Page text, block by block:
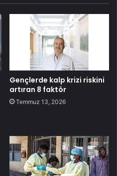
Gençlerde kalp krizi riskini
artıran 8 faktör
Temmuz 13, 2026